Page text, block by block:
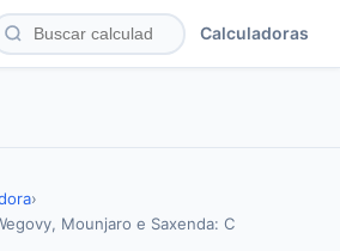
Calculadoras
›
Mounjaro e Saxenda: C